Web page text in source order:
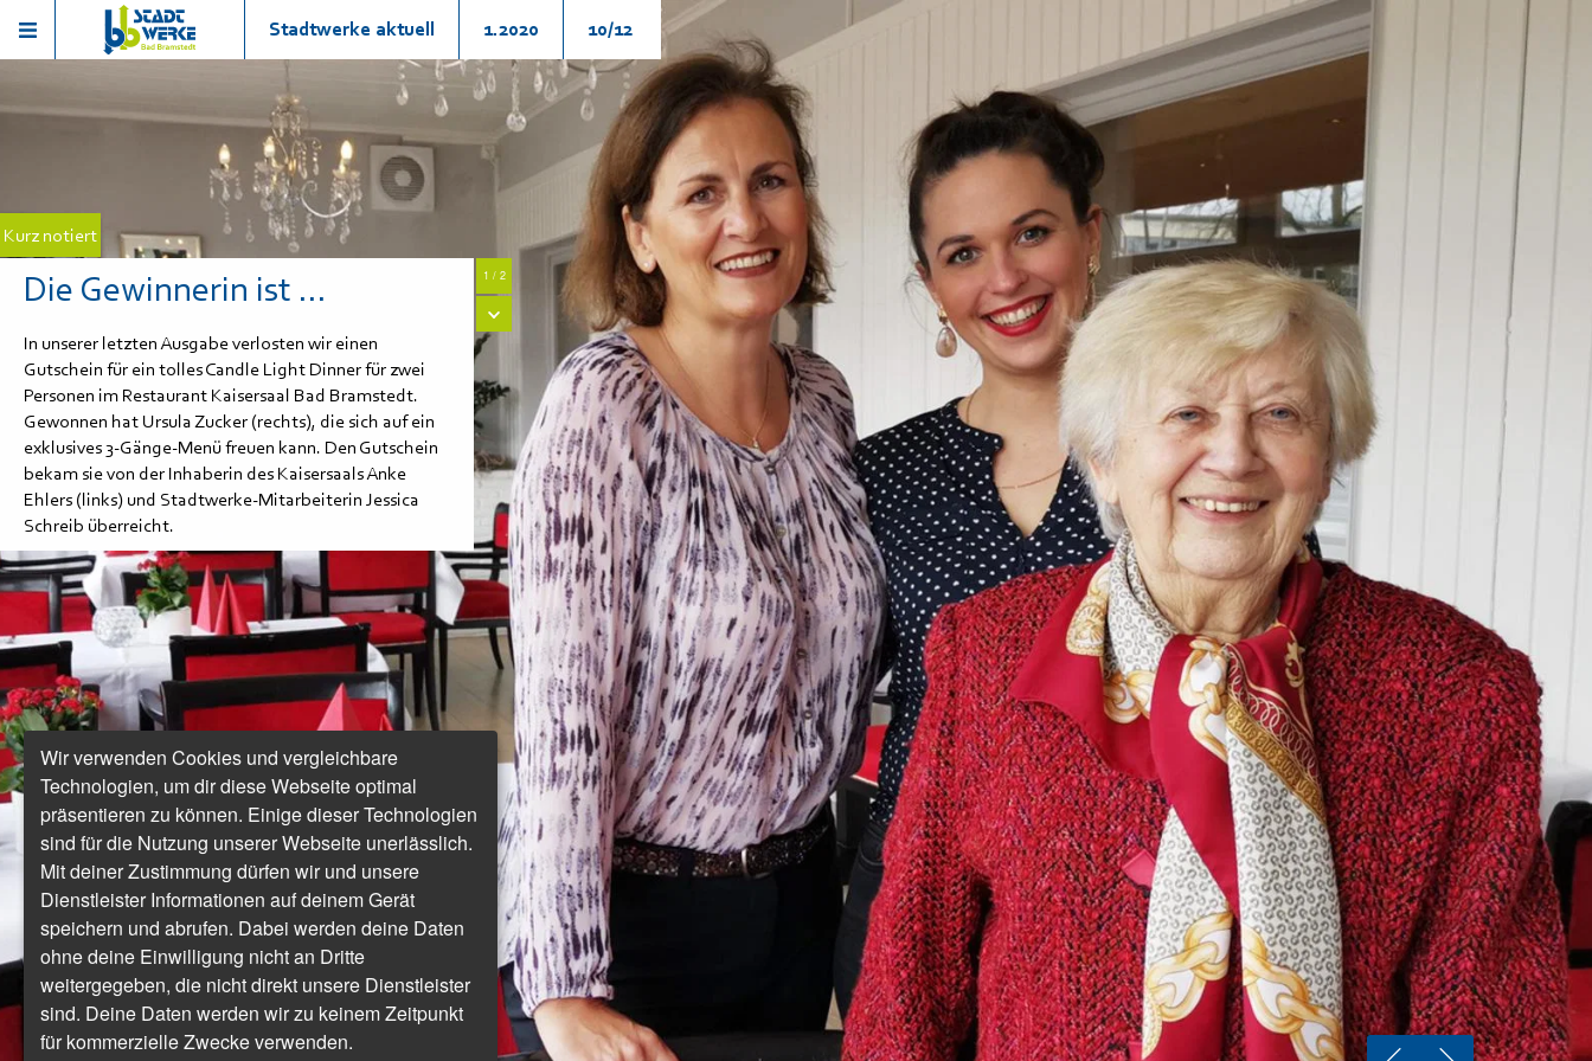
Stadtwerke aktuell 1.2020 10/12
Kurz notiert
Die Gewinnerin ist ... 1 / 2
In unserer letzten Ausgabe verlosten wir einen
Gutschein für ein tolles Candle Light Dinner für zwei
Personen im Restaurant Kaisersaal Bad Bramstedt.
Gewonnen hat Ursula Zucker (rechts), die sich auf ein
exklusives 3-Gänge-Menü freuen kann. Den Gutschein
bekam sie von der Inhaberin des Kaisersaals Anke
Ehlers (links) und Stadtwerke-Mitarbeiterin Jessica
Schreib überreicht.
Wir verwenden Cookies und vergleichbare
Technologien, um dir diese Webseite optimal
präsentieren zu können. Einige dieser Technologien
sind für die Nutzung unserer Webseite unerlässlich.
Mit deiner Zustimmung dürfen wir und unsere
Dienstleister Informationen auf deinem Gerät
speichern und abrufen. Dabei werden deine Daten
ohne deine Einwilligung nicht an Dritte
weitergegeben, die nicht direkt unsere Dienstleister
sind. Deine Daten werden wir zu keinem Zeitpunkt
für kommerzielle Zwecke verwenden.